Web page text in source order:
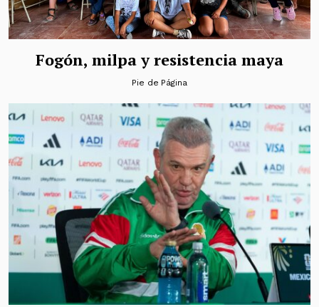
Fogón, milpa y resistencia maya
Pie de Página